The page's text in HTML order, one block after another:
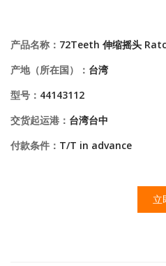
产品名称： 72Teeth 伸缩摇头
产地（所在国）： 台湾
型号： 44143112
交货起运港： 台湾台中
付款条件： T/T in advance
立